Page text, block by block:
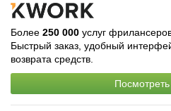
Более 250 000 услуг
Быстрый заказ, удобный
возврата средств.
Посмотреть